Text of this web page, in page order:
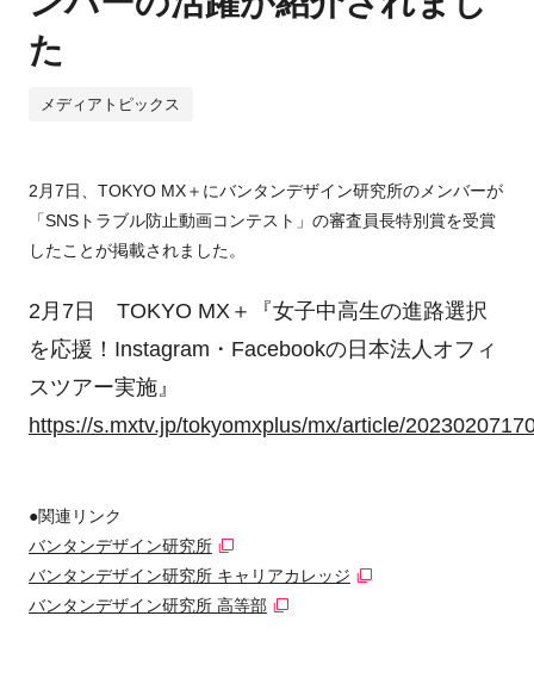
た
メディアトピックス
2月7日、TOKYO MX＋にバンタンデザイン研究所のメンバーが
「SNSトラブル防止動画コンテスト」の審査員長特別賞を受賞
したことが掲載されました。
2月7日 TOKYO MX＋『女子中高生の進路選択
を応援！Instagram・Facebookの日本法人オフィ
スツアー実施』
https://s.mxtv.jp/tokyomxplus/mx/article/
●関連リンク
バンタンデザイン研究所
バンタンデザイン研究所 キャリアカレッジ
バンタンデザイン研究所 高等部